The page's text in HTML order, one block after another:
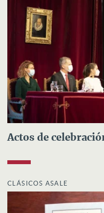
Actos de
CLÁSICOS ASALE